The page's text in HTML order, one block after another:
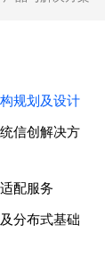
规划及设计
信创解决方
配服务
分布式基础